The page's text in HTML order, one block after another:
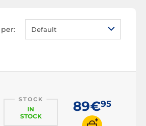
Monitor PC OLED
Monitor PC 22 pollici
Monitor PC 24 pollici
Default
STOCK
IN
STOCK
89€95